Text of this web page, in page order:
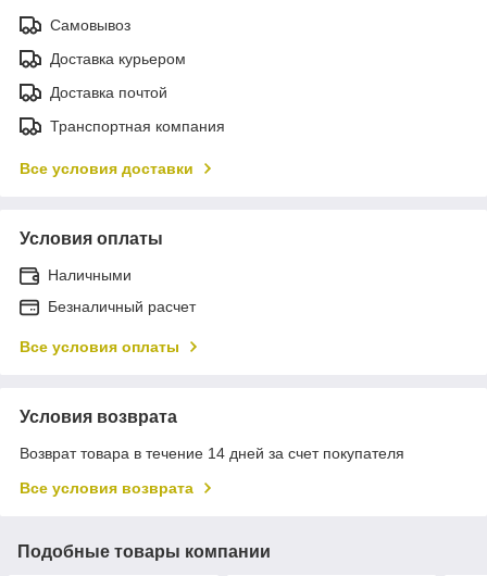
Самовывоз
Доставка курьером
Доставка почтой
Транспортная компания
Все условия доставки
Условия оплаты
Наличными
Безналичный расчет
Все условия оплаты
Условия возврата
Возврат товара в течение 14 дней за счет покупателя
Все условия возврата
Подобные товары компании